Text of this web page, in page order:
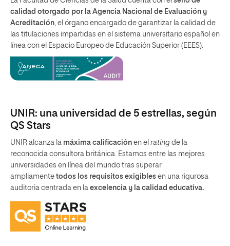
calidad otorgado por la Agencia Nacional de Evaluación y
Acreditación, el órgano encargado de garantizar la calidad de
las titulaciones impartidas en el sistema universitario español en
línea con el Espacio Europeo de Educación Superior (EEES).
UNIR: una universidad de 5 estrellas, según
QS Stars
UNIR alcanza la máxima calificación en el rating de la
reconocida consultora británica. Estamos entre las mejores
universidades en línea del mundo tras superar
ampliamente todos los requisitos exigibles en una rigurosa
auditoria centrada en la excelencia y la calidad educativa.